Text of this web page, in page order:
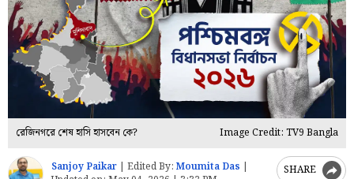
রেজিনগরে শেষ হাসি হাসবেন কে? Image Credit: TV9 Bangla
Sanjoy Paikar Edited By: Moumita Das SHARE